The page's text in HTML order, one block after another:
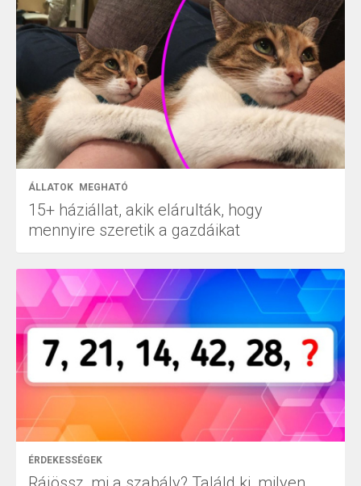
ÁLLATOK MEGHATÓ
15+ háziállat, akik elárulták, hogy
mennyire szeretik a gazdáikat
ÉRDEKESSÉGEK